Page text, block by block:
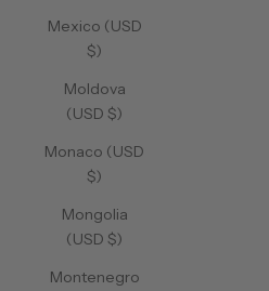
Mexico (USD
$)
Moldova
(USD $)
Monaco (USD
$)
Mongolia
(USD $)
Montenegro